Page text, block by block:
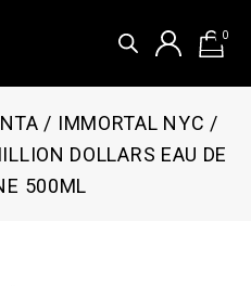
0
/ IMMORTAL NYC /
DOLLARS EAU DE
500ML